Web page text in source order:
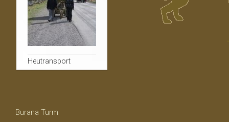
Heutransport
Burana Turm